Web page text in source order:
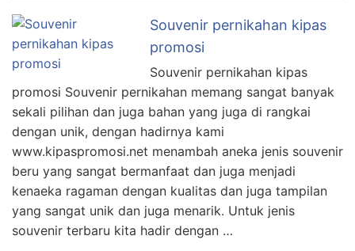
Souvenir pernikahan kipas
promosi
Souvenir pernikahan kipas
promosi Souvenir pernikahan memang sangat banyak
sekali pilihan dan juga bahan yang juga di rangkai
dengan unik, dengan hadirnya kami
www.kipaspromosi.net menambah aneka jenis souvenir
beru yang sangat bermanfaat dan juga menjadi
kenaeka ragaman dengan kualitas dan juga tampilan
yang sangat unik dan juga menarik. Untuk jenis
souvenir terbaru kita hadir dengan …